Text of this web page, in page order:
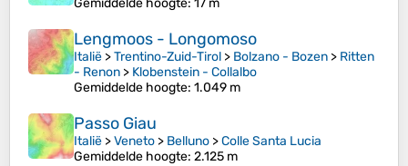
Gemiddelde hoogte: 17 m
Lengmoos - Longomoso
Italië >Trentino-Zuid-Tirol > Bolzano - Bozen > Ritten
- Renon > Klobenstein - Collalbo
Gemiddelde hoogte: 1.049 m
Passo Giau
Italië >Veneto > Belluno >Colle Santa Lucia
Gemiddelde hoogte: 2.125 m